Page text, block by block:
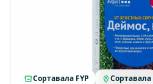
Сортавала FYP Сортавала